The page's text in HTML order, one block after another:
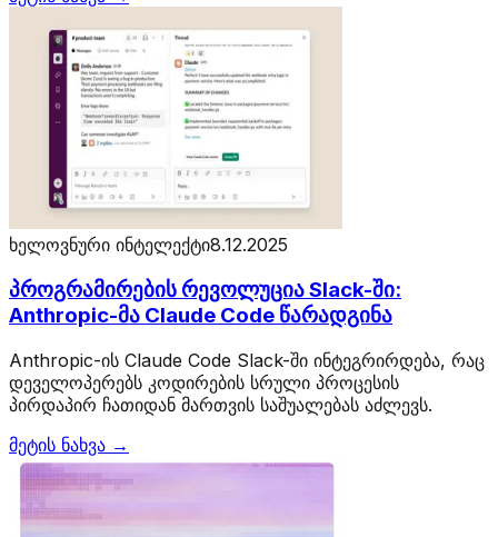
ხელოვნური ინტელექტი8.12.2025
პროგრამირების რევოლუცია Slack-ში:
Anthropic-მა Claude Code წარადგინა
Anthropic-ის Claude Code Slack-ში ინტეგრირდება, რაც
დეველოპერებს კოდირების სრული პროცესის
პირდაპირ ჩათიდან მართვის საშუალებას აძლევს.
მეტის ნახვა →